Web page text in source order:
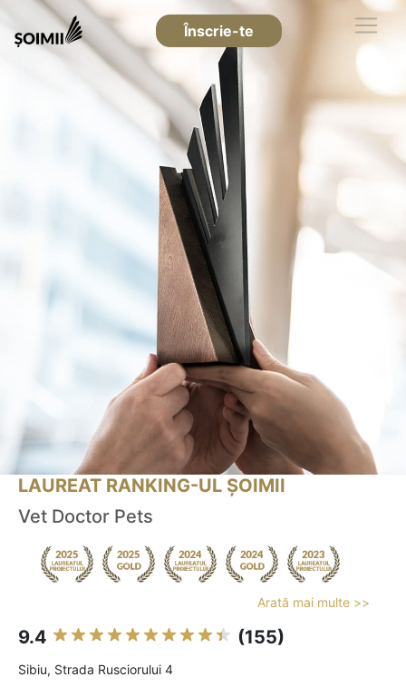
Înscrie-te
LAUREAT RANKING-UL ȘOIMII
Vet Doctor Pets
Arată mai multe >>
9.4 (155)
Sibiu, Strada Rusciorului 4